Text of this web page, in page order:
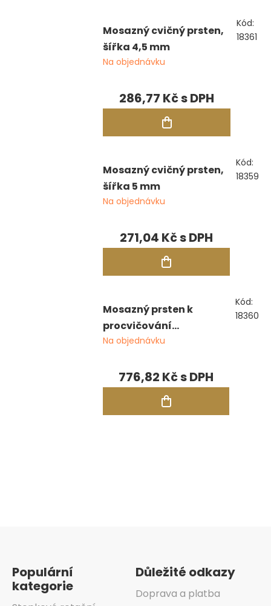
Mosazný cvičný prsten,
šířka 4,5 mm
Na objednávku
286,77 Kč
Kód:
18361
Mosazný cvičný prsten,
šířka 5 mm
Na objednávku
271,04 Kč
Kód:
18359
Mosazný prsten k
procvičování
zasazování do obruby,
kameny
Na objednávku
776,82 Kč
Kód:
18360
Populární
kategorie
Důležité odkazy
Doprava a platba